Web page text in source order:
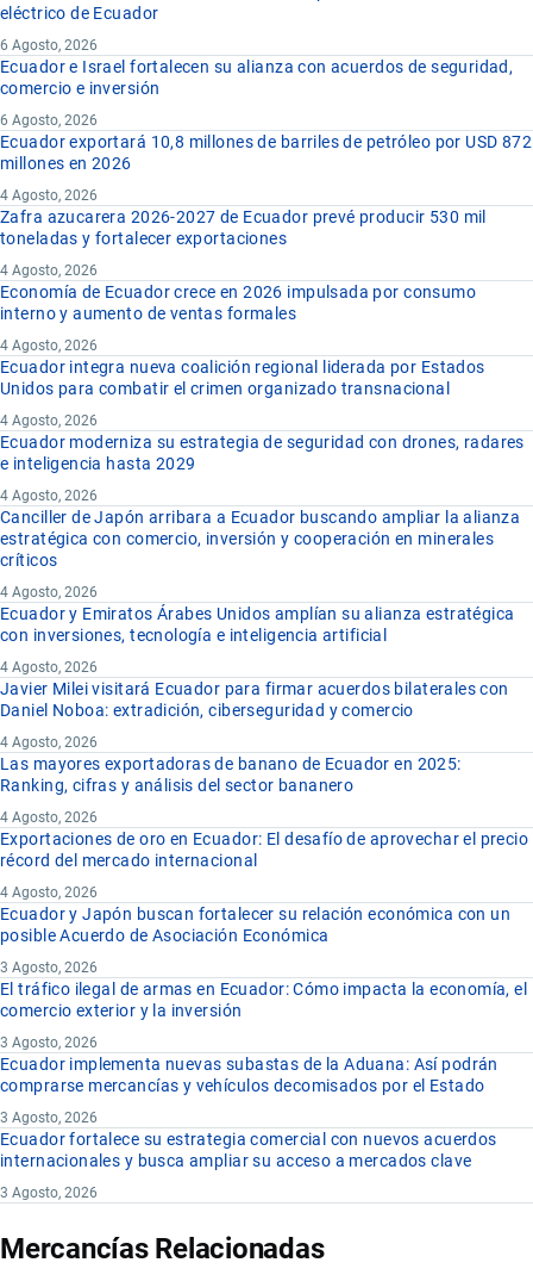
eléctrico de Ecuador
6 Agosto, 2026
Ecuador e Israel fortalecen su alianza con acuerdos de seguridad,
comercio e inversión
6 Agosto, 2026
Ecuador exportará 10,8 millones de barriles de petróleo por USD 872
millones en 2026
4 Agosto, 2026
Zafra azucarera 2026-2027 de Ecuador prevé producir 530 mil
toneladas y fortalecer exportaciones
4 Agosto, 2026
Economía de Ecuador crece en 2026 impulsada por consumo
interno y aumento de ventas formales
4 Agosto, 2026
Ecuador integra nueva coalición regional liderada por Estados
Unidos para combatir el crimen organizado transnacional
4 Agosto, 2026
Ecuador moderniza su estrategia de seguridad con drones, radares
e inteligencia hasta 2029
4 Agosto, 2026
Canciller de Japón arribara a Ecuador buscando ampliar la alianza
estratégica con comercio, inversión y cooperación en minerales
críticos
4 Agosto, 2026
Ecuador y Emiratos Árabes Unidos amplían su alianza estratégica
con inversiones, tecnología e inteligencia artificial
4 Agosto, 2026
Javier Milei visitará Ecuador para firmar acuerdos bilaterales con
Daniel Noboa: extradición, ciberseguridad y comercio
4 Agosto, 2026
Las mayores exportadoras de banano de Ecuador en 2025:
Ranking, cifras y análisis del sector bananero
4 Agosto, 2026
Exportaciones de oro en Ecuador: El desafío de aprovechar el precio
récord del mercado internacional
4 Agosto, 2026
Ecuador y Japón buscan fortalecer su relación económica con un
posible Acuerdo de Asociación Económica
3 Agosto, 2026
El tráfico ilegal de armas en Ecuador: Cómo impacta la economía, el
comercio exterior y la inversión
3 Agosto, 2026
Ecuador implementa nuevas subastas de la Aduana: Así podrán
comprarse mercancías y vehículos decomisados por el Estado
3 Agosto, 2026
Ecuador fortalece su estrategia comercial con nuevos acuerdos
internacionales y busca ampliar su acceso a mercados clave
3 Agosto, 2026
Mercancías Relacionadas